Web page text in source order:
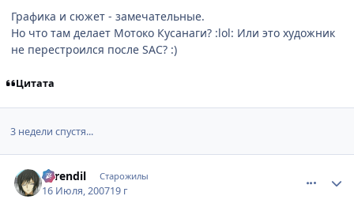
Графика и сюжет - замечательные.
Но что там делает Мотоко Кусанаги? :lol: Или это художник
не перестроился после SAC? :)
Цитата
3 недели спустя...
earendil Старожилы
16 Июля, 200719 г